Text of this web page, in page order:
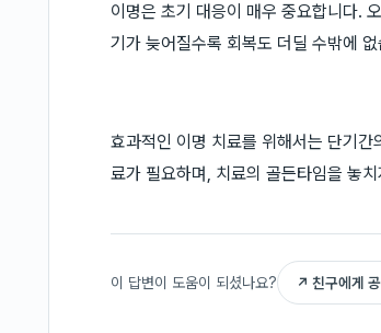
이명은 초기 대응이 매우 중요합니다.
기가 늦어질수록 회복도 더딜 수밖에
효과적인 이명 치료를 위해서는 단기
료가 필요하며, 치료의 골든타임을 놓
이 답변이 도움이 되셨나요? ↗ 친구에게